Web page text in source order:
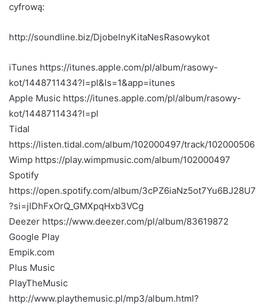
cyfrową:
http://soundline.biz/DjobelnyKitaNesRasowykot
iTunes https://itunes.apple.com/pl/album/rasowy-
kot/1448711434?l=pl&ls=1&app=itunes
Apple Music https://itunes.apple.com/pl/album/rasowy-
kot/1448711434?l=pl
Tidal
https://listen.tidal.com/album/102000497/track/102000506
Wimp https://play.wimpmusic.com/album/102000497
Spotify
https://open.spotify.com/album/3cPZ6iaNz5ot7Yu6BJ28U7
?si=jIDhFxOrQ_GMXpqHxb3VCg
Deezer https://www.deezer.com/pl/album/83619872
Google Play
Empik.com
Plus Music
PlayTheMusic
http://www.playthemusic.pl/mp3/album.html?